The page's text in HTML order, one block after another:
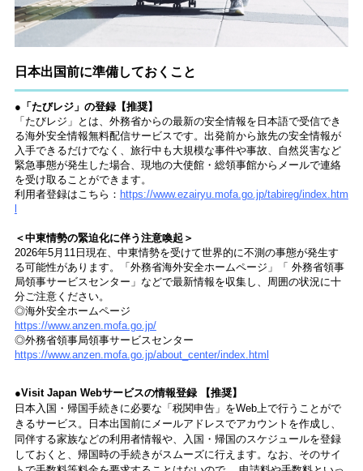
日本出国前に準備しておくこと
●「たびレジ」の登録【推奨】
「たびレジ」とは、外務省からの最新の安全情報を日本語で受信でき
る海外安全情報無料配信サービスです。出発前から旅先の安全情報が
入手できるだけでなく、旅行中も大規模な事件や事故、自然災害など
緊急事態が発生した場合、現地の大使館・総領事館からメールで連絡
を受け取ることができます。
利用者登録はこちら： https://www.ezairyu.mofa.go.jp/tabireg/index.htm
＜中東情勢の緊迫化に伴う注意喚起＞
2026年5月11日現在、中東情勢を受けて世界的に不測の事態が発生す
る可能性があります。「外務省海外安全ホームページ」「 外務省領事
局領事サービスセンター」などで最新情報を収集し、周囲の状況に十
分ご注意ください。
◎海外安全ホームページ
https://www.anzen.mofa.go.jp/
◎外務省領事局領事サービスセンター
https://www.anzen.mofa.go.jp/about_center/index.html
●Visit Japan Webサービスの情報登録 【推奨】
日本入国・帰国手続きに必要な「税関申告」をWeb上で行うことがで
きるサービス。日本出国前にメールアドレスでアカウントを作成し、
同伴する家族などの利用者情報や、入国・帰国のスケジュールを登録
しておくと、帰国時の手続きがスムーズに行えます。なお、そのサイ